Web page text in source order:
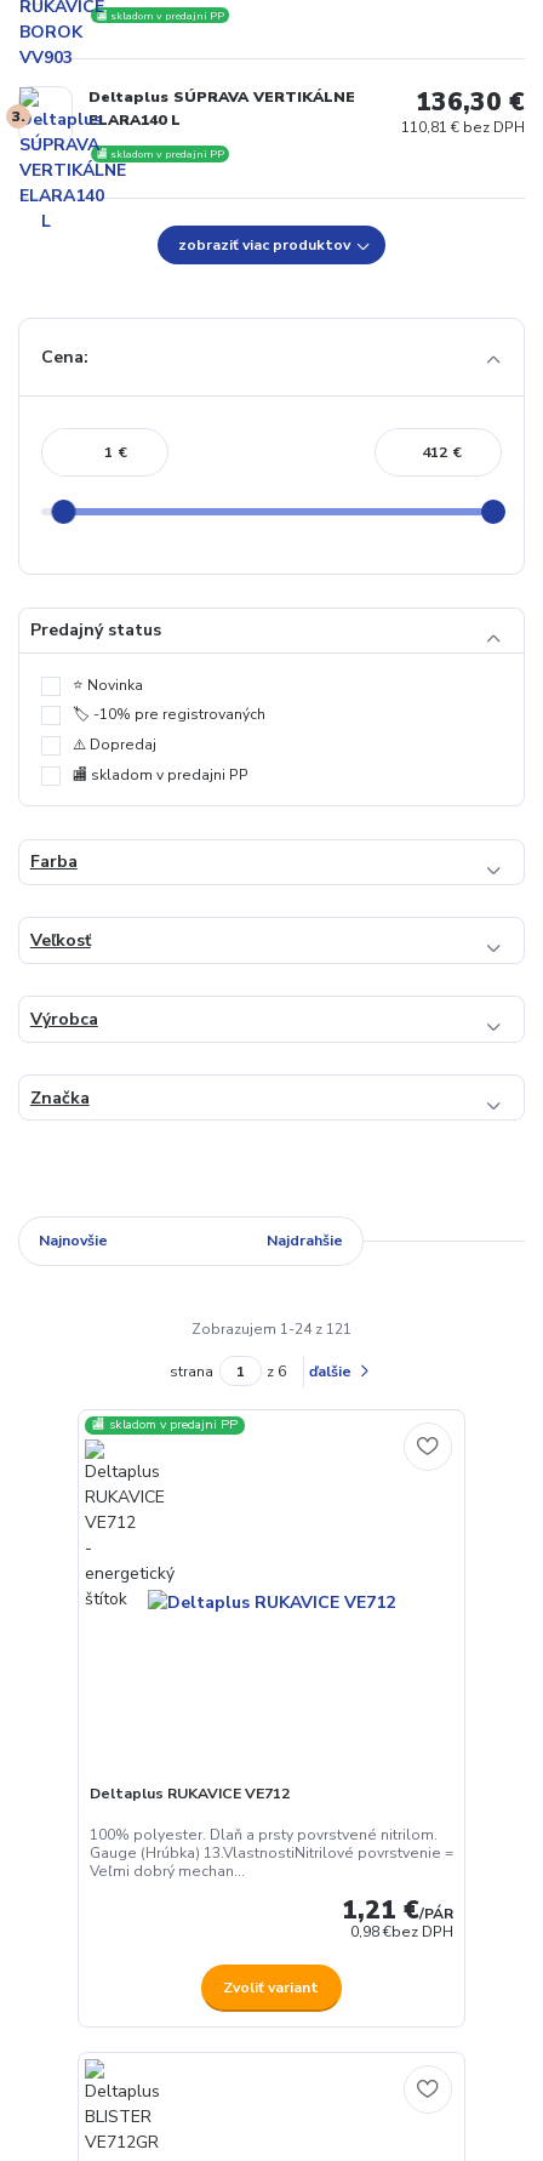
🏬 skladom v predajni PP
3.
Deltaplus SÚPRAVA VERTIKÁLNE
ELARA140 L
🏬 skladom v predajni PP
136,30 €
110,81 € bez DPH
zobraziť viac produktov
Cena:
€ €
Predajný status
⭐️ Novinka
🏷️ -10% pre registrovaných
⚠️ Dopredaj
🏬 skladom v predajni PP
Farba
Veľkosť
Výrobca
Značka
Najnovšie Najdrahšie
Zobrazujem 1-24 z 121
strana z 6 ďalšie
🏬 skladom v predajni PP
Deltaplus RUKAVICE VE712
100% polyester. Dlaň a prsty povrstvené nitrilom.
Gauge (Hrúbka) 13.VlastnostiNitrilové povrstvenie =
Veľmi dobrý mechan...
1,21 €/PÁR
0,98 €bez DPH
Zvoliť variant